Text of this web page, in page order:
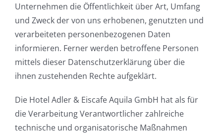
Unternehmen die Öffentlichkeit über Art, Umfang
und Zweck der von uns erhobenen, genutzten und
verarbeiteten personenbezogenen Daten
informieren. Ferner werden betroffene Personen
mittels dieser Datenschutzerklärung über die
ihnen zustehenden Rechte aufgeklärt.
Die Hotel Adler & Eiscafe Aquila GmbH hat als für
die Verarbeitung Verantwortlicher zahlreiche
technische und organisatorische Maßnahmen